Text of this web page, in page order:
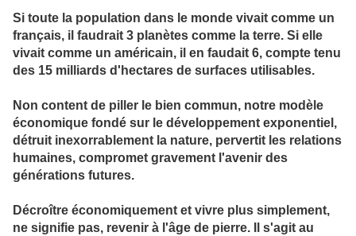
Si toute la population dans le monde vivait comme un
français, il faudrait 3 planètes comme la terre. Si elle
vivait comme un américain, il en faudait 6, compte tenu
des 15 milliards d'hectares de surfaces utilisables.
Non content de piller le bien commun, notre modèle
économique fondé sur le développement exponentiel,
détruit inexorrablement la nature, pervertit les relations
humaines, compromet gravement l'avenir des
générations futures.
Décroître économiquement et vivre plus simplement,
ne signifie pas, revenir à l'âge de pierre. Il s'agit au